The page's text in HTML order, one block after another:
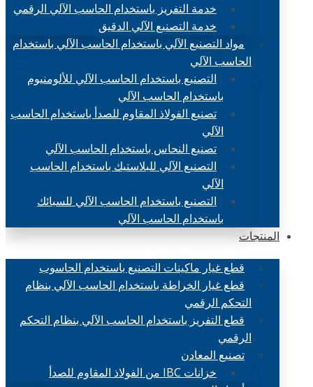
خدمة التفريز باستخدام الحاسب الآلي الرقمي
خدمة التصنيع الآلي الدقيق
مواد التصنيع الآلي باستخدام الحاسب الآلي باستخدام
الحاسب الآلي
التصنيع باستخدام الحاسب الآلي للألومنيوم
باستخدام الحاسب الآلي
تصنيع الفولاذ المقاوم للصدأ باستخدام الحاسب
الآلي
تصنيع النحاس باستخدام الحاسب الآلي
التصنيع الآلي للبلاستيك باستخدام الحاسب
الآلي
التصنيع باستخدام الحاسب الآلي للسبائك
باستخدام الحاسب الآلي
المنتجات
قطع غيار ماكينات التصنيع باستخدام الحاسوب
قطع غيار الخراطة باستخدام الحاسب الآلي بنظام
التحكم الرقمي
قطع التفريز باستخدام الحاسب الآلي بنظام التحكم
الرقمي
تصنيع المعادن
خزانات IBC من الفولاذ المقاوم للصدأ